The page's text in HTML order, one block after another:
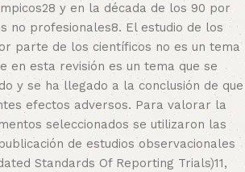
y en la década de los 90 por
no profesionales8. El estudio de los
parte de los científicos no es un tema
en esta revisión es un tema que se
y se ha llegado a la conclusión de que
efectos adversos. Para valorar la
seleccionados se utilizaron las
de estudios observacionales
Standards Of Reporting Trials)11,